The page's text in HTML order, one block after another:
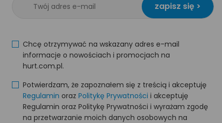
zapisz się >
Chcę otrzymywać na wskazany adres e-mail
informacje o nowościach i promocjach na
hurt.com.pl.
Potwierdzam, że zapoznałem się z treścią i akceptuję
Regulamin oraz Politykę Prywatności i akceptuję
Regulamin oraz Politykę Prywatności i wyrażam zgodę
na przetwarzanie moich danych osobowych na